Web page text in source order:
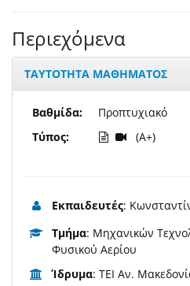
Περιεχόμενα
ΤΑΥΤΟΤΗΤΑ ΜΑΘΗΜΑΤΟΣ
Βαθμίδα:
Τύπος:
Προπτυχιακό
(A+)
Εκπαιδευτές:
Τμήμα: Μηχανικών
Φυσικού Αερίου
Ίδρυμα: ΤΕΙ Αν.